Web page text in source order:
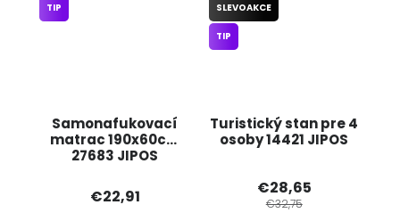
Samonafukovací
matrac 190x60cm
27683 JIPOS
TIP
€22,91
Turistický stan pre 4
osoby 14421 JIPOS
SLEVOAKCE
TIP
€28,65
€32,75